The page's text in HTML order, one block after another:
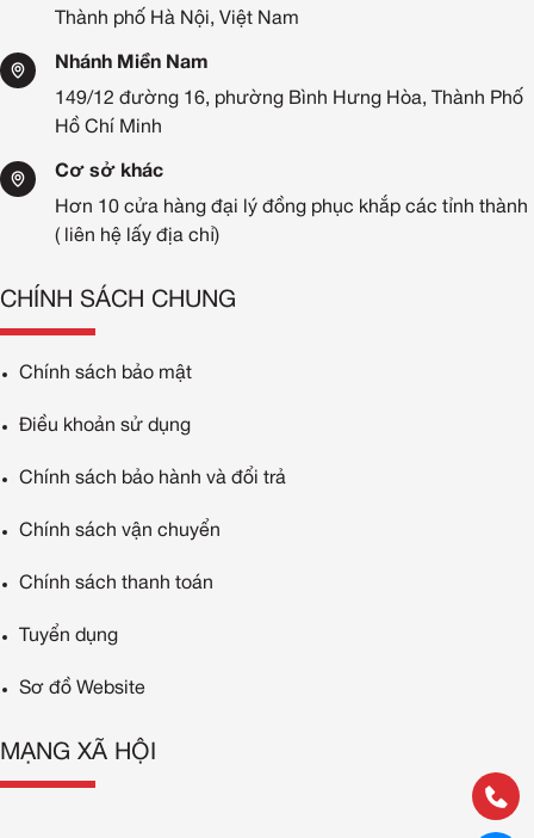
Thành phố Hà Nội, Việt Nam
Nhánh Miền Nam
149/12 đường 16, phường Bình Hưng Hòa, Thành Phố
Hồ Chí Minh
Cơ sở khác
Hơn 10 cửa hàng đại lý đồng phục khắp các tỉnh thành
( liên hệ lấy địa chỉ)
CHÍNH SÁCH CHUNG
Chính sách bảo mật
Điều khoản sử dụng
Chính sách bảo hành và đổi trả
Chính sách vận chuyển
Chính sách thanh toán
Tuyển dụng
Sơ đồ Website
MẠNG XÃ HỘI